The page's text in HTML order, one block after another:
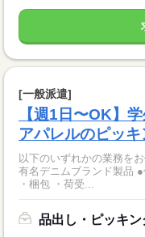
[一般派遣]
【週1日〜OK】
アパレルのピッキ
以下のいずれかの業務をお任せします。 （
有名デニムブランド製品 ●作業内容 ・ピッキング ・品出し ・検品
・梱包 ・荷受...
品出し・ピッキン